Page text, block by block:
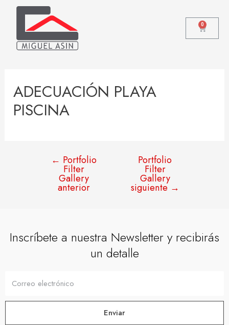
0
ADECUACIÓN PLAYA
PISCINA
← Portfolio
Filter
Gallery
anterior
Portfolio
Filter
Gallery
siguiente →
Inscríbete a nuestra Newsletter y recibirás
un detalle
Enviar